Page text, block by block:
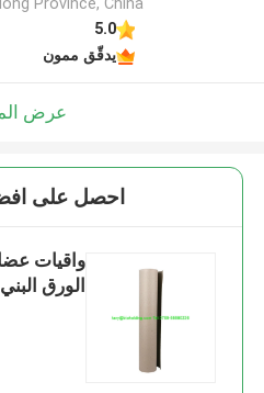
5.0
يدقّق ممون
عرض
احصل على
واقيات
الورق البني SGS 32 '' × 120 ''